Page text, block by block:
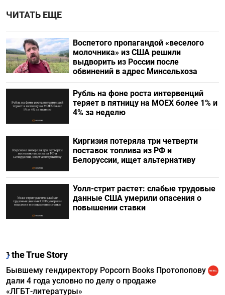
ЧИТАТЬ ЕЩЕ
Воспетого пропагандой «веселого
молочника» из США решили
выдворить из России после
обвинений в адрес Минсельхоза
Рубль на фоне роста интервенций
теряет в пятницу на МОЕХ более 1% и
4% за неделю
Киргизия потеряла три четверти
поставок топлива из РФ и
Белоруссии, ищет альтернативу
Уолл-стрит растет: слабые трудовые
данные США умерили опасения о
повышении ставки